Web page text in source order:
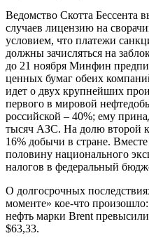
Ведомство Скотта Бессента
случаев лицензию на
условием, что платежи
должны зачисляться на
до 21 ноября Минфин
ценных бумаг обеих
идет о двух крупнейших
первого в мировой
российской – 40%; ему
тысяч АЗС. На долю второй
16% добычи в стране.
половину национального
налогов в федеральный
О долгосрочных
моменте» кое-что
нефть марки Brent
$63,33.